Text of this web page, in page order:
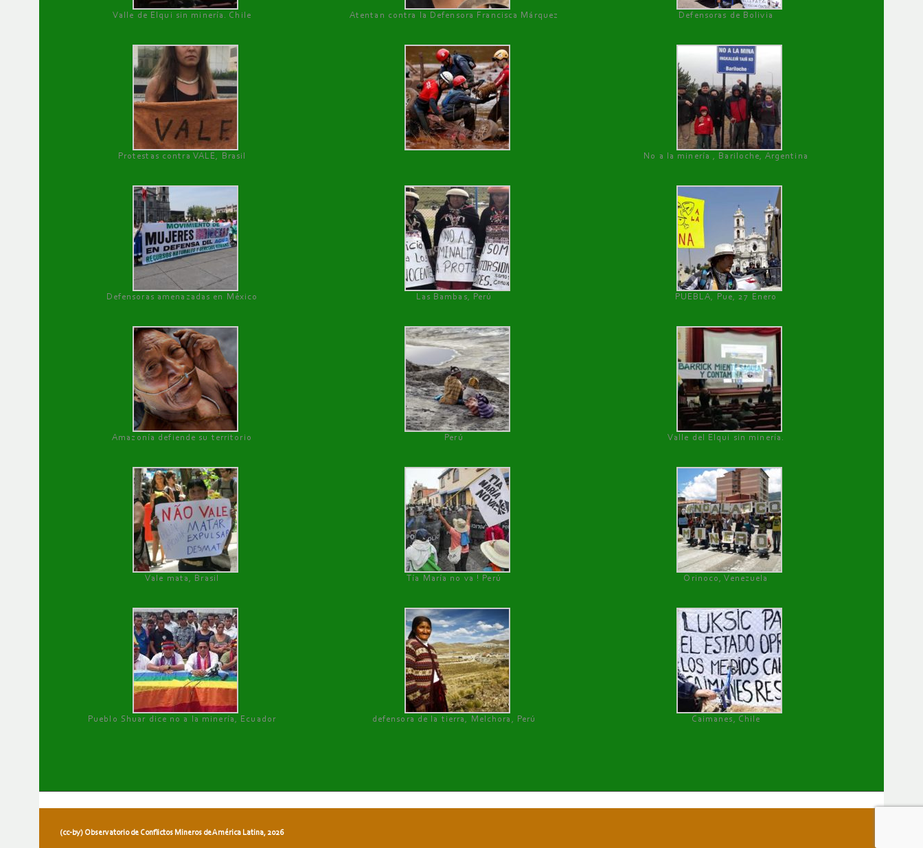
Valle de Elqui sin minería. Chile Atentan contra la Defensora Francisca Márquez Defensoras de Bolivia
Protestas contra VALE, Brasil No a la minería , Bariloche, Argentina
Defensoras amenazadas en México Las Bambas, Perú PUEBLA, Pue, 27 Enero
Amazonía defiende su territorio Perú Valle del Elqui sin minería.
Vale mata, Brasil Tía María no va ! Perú Orinoco, Venezuela
Pueblo Shuar dice no a la minería, Ecuador defensora de la tierra, Melchora, Perú Caimanes, Chile
(cc-by) Observatorio de Conflictos Mineros de América Latina, 2026